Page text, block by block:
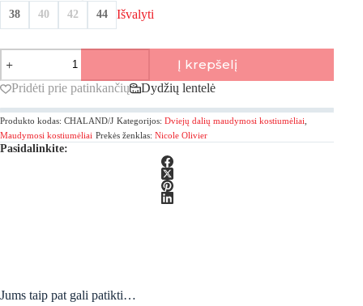
38 40 42 44 Išvalyti
produkto
kiekis:
Nicole
Olivier,
Brodes
Dviejų
dalių
maudymosi
Į krepšelį
Pridėti prie patinkančių Dydžių lentelė
Produkto kodas: CHALAND/J Kategorijos: Dviejų dalių maudymosi kostiumėliai
Maudymosi kostiumėliai Prekės ženklas: Nicole Olivier
Pasidalinkite:
Jums taip pat gali patikti…